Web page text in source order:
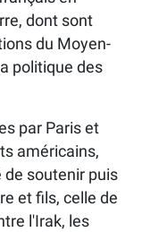
dont sont
du Moyen-
politique des
par Paris et
américains,
de soutenir puis
et fils, celle de
l'Irak, les